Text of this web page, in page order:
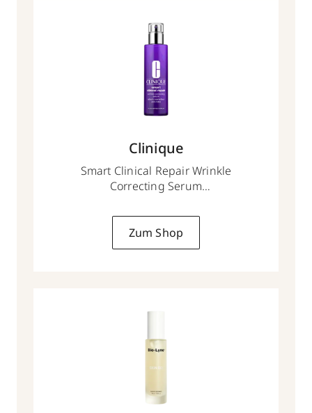
Clinique
Smart Clinical Repair Wrinkle
Correcting Serum
Zum Shop